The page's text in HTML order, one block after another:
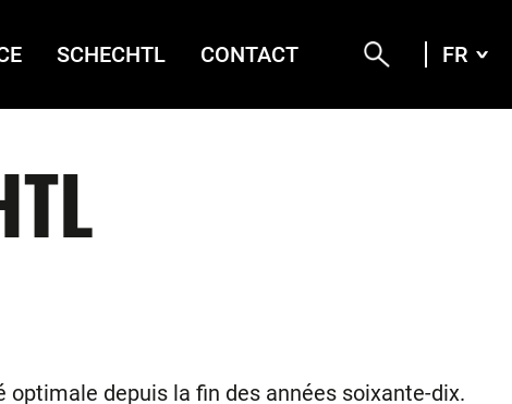
SCHECHTL CONTACT FR
depuis la fin des années soixante-dix.